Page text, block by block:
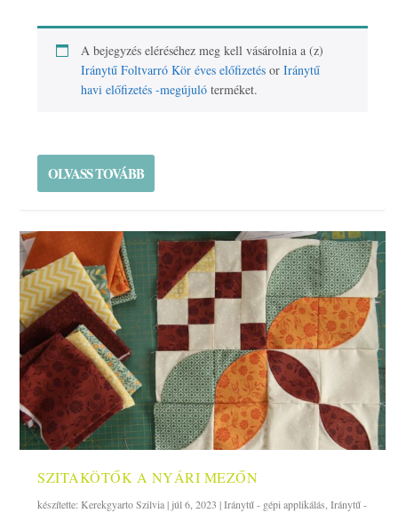
A bejegyzés eléréséhez meg kell vásárolnia a (z)
Iránytű Foltvarró Kör éves előfizetés orIránytű
havi előfizetés -megújuló terméket.
OLVASS TOVÁBB
SZITAKÖTŐK A NYÁRI MEZŐN
készítette:Kerekgyarto Szilvia| júl 6, 2023 |Iránytű - gépi applikálás,Iránytű -